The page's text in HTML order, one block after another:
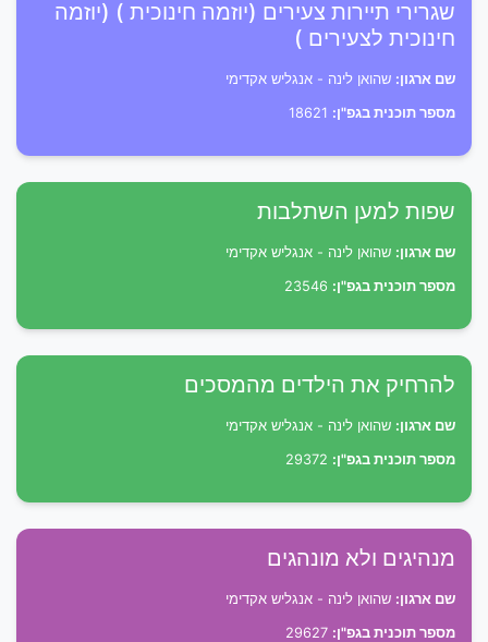
שגרירי תיירות צעירים (יוזמה חינוכית ) (יוזמה
חינוכית לצעירים )
שם ארגון: שהואן לינה - אנגליש אקדימי
מספר תוכנית בגפ"ן:
שפות למען השתלבות
שם ארגון: שהואן לינה - אנגליש אקדימי
מספר תוכנית בגפ"ן:
להרחיק את הילדים מהמסכים
שם ארגון: שהואן לינה - אנגליש אקדימי
מספר תוכנית בגפ"ן:
מנהיגים ולא מונהגים
שם ארגון: שהואן לינה - אנגליש אקדימי
מספר תוכנית בגפ"ן: